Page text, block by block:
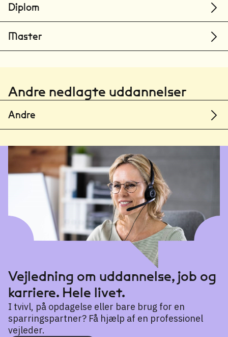
Diplom
Master
Andre nedlagte uddannelser
Andre
Vejledning om uddannelse, job og
karriere. Hele livet.
I tvivl, på opdagelse eller bare brug for en
sparringspartner? Få hjælp af en professionel
vejleder.